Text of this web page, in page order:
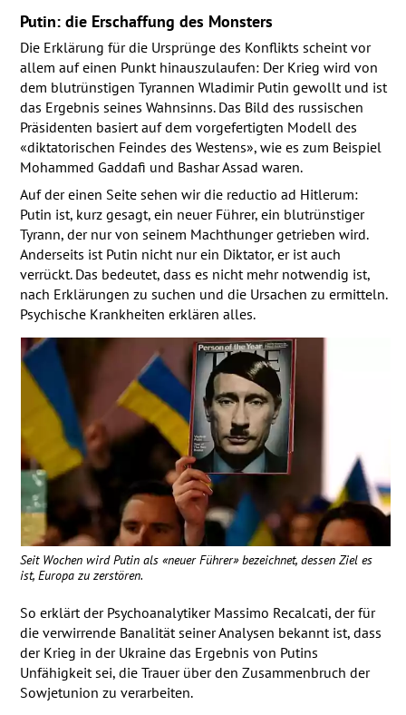
Putin: die Erschaffung des Monsters
Die Erklärung für die Ursprünge des Konflikts scheint vor
allem auf einen Punkt hinauszulaufen: Der Krieg wird von
dem blutrünstigen Tyrannen Wladimir Putin gewollt und ist
das Ergebnis seines Wahnsinns. Das Bild des russischen
Präsidenten basiert auf dem vorgefertigten Modell des
«diktatorischen Feindes des Westens», wie es zum Beispiel
Mohammed Gaddafi und Bashar Assad waren.
Auf der einen Seite sehen wir die reductio ad Hitlerum:
Putin ist, kurz gesagt, ein neuer Führer, ein blutrünstiger
Tyrann, der nur von seinem Machthunger getrieben wird.
Anderseits ist Putin nicht nur ein Diktator, er ist auch
verrückt. Das bedeutet, dass es nicht mehr notwendig ist,
nach Erklärungen zu suchen und die Ursachen zu ermitteln.
Psychische Krankheiten erklären alles.
Seit Wochen wird Putin als «neuer Führer» bezeichnet, dessen Ziel es
ist, Europa zu zerstören.
So erklärt der Psychoanalytiker Massimo Recalcati, der für
die verwirrende Banalität seiner Analysen bekannt ist, dass
der Krieg in der Ukraine das Ergebnis von Putins
Unfähigkeit sei, die Trauer über den Zusammenbruch der
Sowjetunion zu verarbeiten.